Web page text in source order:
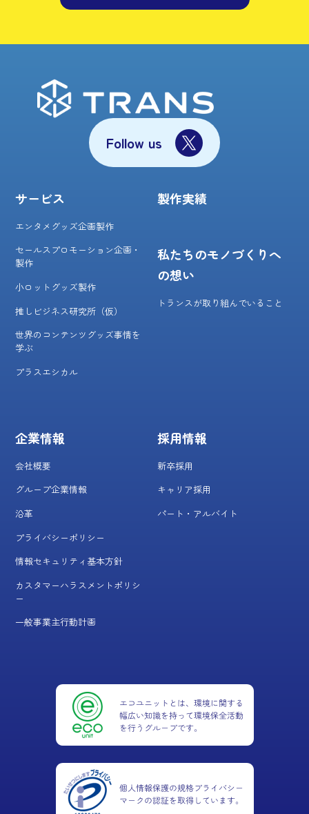
Follow us
サービス
エンタメグッズ企画製作
セールスプロモーション企画・
製作
小ロットグッズ製作
推しビジネス研究所（仮）
世界のコンテンツグッズ事情を
学ぶ
プラスエシカル
製作実績
私たちのモノづくりへ
の想い
トランスが取り組んでいること
企業情報
会社概要
グループ企業情報
沿革
プライバシーポリシー
情報セキュリティ基本方針
カスタマーハラスメントポリシ
ー
一般事業主行動計画
採用情報
新卒採用
キャリア採用
パート・アルバイト